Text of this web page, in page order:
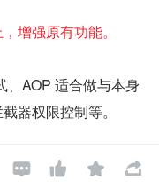
增强原有功能。
、AOP 适合做与本身
器权限控制等。
   